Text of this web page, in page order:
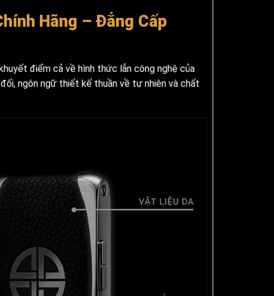
Hãng – Đẳng Cấp
điểm cả về hình thức lẫn công nghệ của
ngôn ngữ thiết kế thuần về tự nhiên và chất